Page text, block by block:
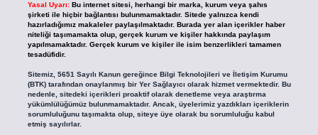
Yasal Uyarı: Bu internet sitesi, herhangi bir marka, kurum veya şahıs
şirketi ile hiçbir bağlantısı bulunmamaktadır. Sitede yalnızca kendi
hazırladığımız makaleler paylaşılmaktadır. Burada yer alan içerikler haber
niteliği taşımamakta olup, gerçek kurum ve kişiler hakkında paylaşım
yapılmamaktadır. Gerçek kurum ve kişiler ile isim benzerlikleri tamamen
tesadüfidir.
Sitemiz, 5651 Sayılı Kanun gereğince Bilgi Teknolojileri ve İletişim Kurumu
(BTK) tarafından onaylanmış bir Yer Sağlayıcı olarak hizmet vermektedir. Bu
nedenle, sitedeki içerikleri proaktif olarak denetleme veya araştırma
yükümlülüğümüz bulunmamaktadır. Ancak, üyelerimiz yazdıkları içeriklerin
sorumluluğunu taşımakta olup, siteye üye olarak bu sorumluluğu kabul
etmiş sayılırlar.